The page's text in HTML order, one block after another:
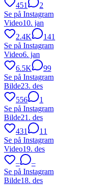
451
2
Se på Instagram
Video10. jan
2.4K
141
Se på Instagram
Video6. jan
6.5K
99
Se på Instagram
Bilde23. des
556
1
Se på Instagram
Bilde21. des
431
11
Se på Instagram
Video19. des
–
–
Se på Instagram
Bilde18. des